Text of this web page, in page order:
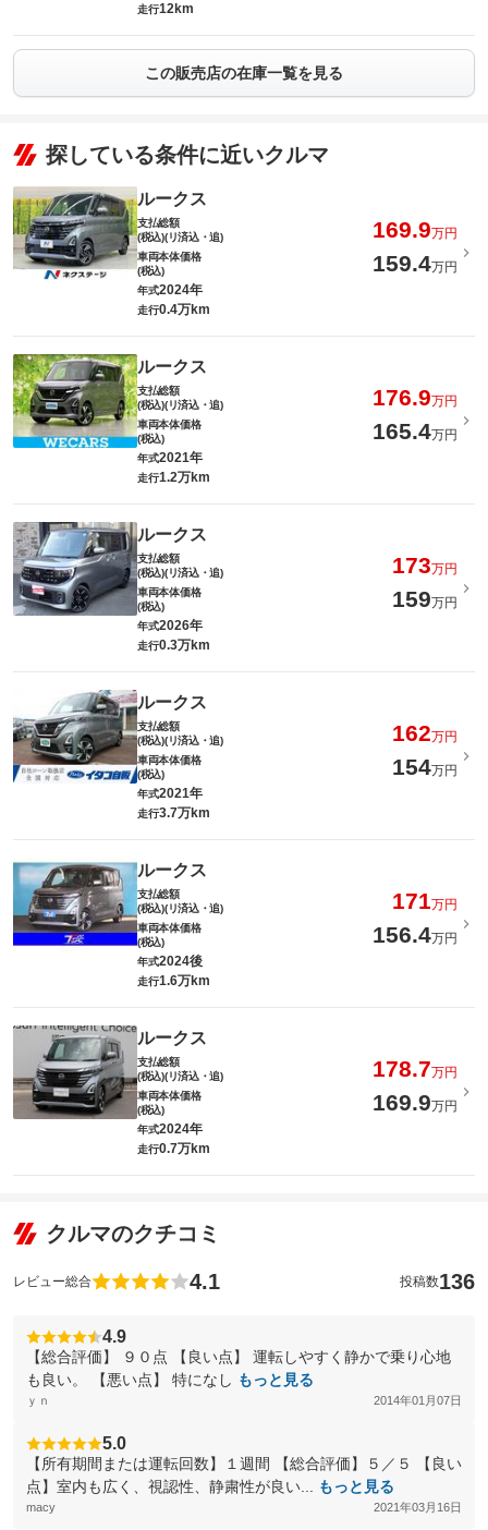
走行12km
この販売店の在庫一覧を見る
探している条件に近いクルマ
ルークス
支払総額
(税込)(リ済込・追)
169.9万円
車両本体価格
(税込)
159.4万円
年式2024年
走行0.4万km
ルークス
支払総額
(税込)(リ済込・追)
176.9万円
車両本体価格
(税込)
165.4万円
年式2021年
走行1.2万km
ルークス
支払総額
(税込)(リ済込・追)
173万円
車両本体価格
(税込)
159万円
年式2026年
走行0.3万km
ルークス
支払総額
(税込)(リ済込・追)
162万円
車両本体価格
(税込)
154万円
年式2021年
走行3.7万km
ルークス
支払総額
(税込)(リ済込・追)
171万円
車両本体価格
(税込)
156.4万円
年式2024後
走行1.6万km
ルークス
支払総額
(税込)(リ済込・追)
178.7万円
車両本体価格
(税込)
169.9万円
年式2024年
走行0.7万km
クルマのクチコミ
レビュー総合 4.1 投稿数136
4.9
【総合評価】 ９０点 【良い点】 運転しやすく静かで乗り心地
も良い。 【悪い点】 特になし もっと見る
ｙｎ 2014年01月07日
5.0
【所有期間または運転回数】１週間 【総合評価】５／５ 【良い
点】室内も広く、視認性、静粛性が良い...
もっと見る
macy 2021年03月16日